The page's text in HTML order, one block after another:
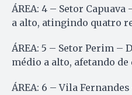
ÁREA: 4 – Setor
a alto, atingindo quatro
ÁREA: 5 – Setor Perim –
médio a alto, afetando
ÁREA: 6 – Vila